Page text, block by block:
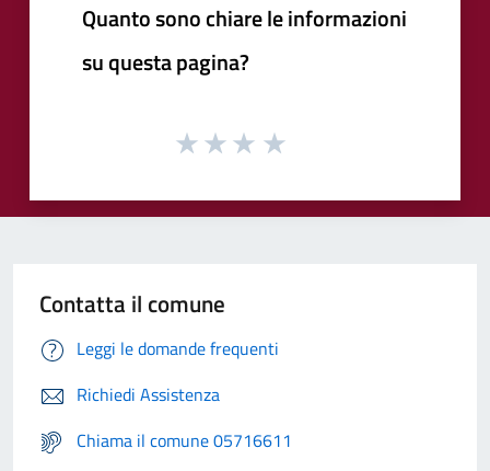
Quanto sono chiare le informazioni
su questa pagina?
Contatta il comune
Leggi le domande frequenti
Richiedi Assistenza
Chiama il comune 05716611